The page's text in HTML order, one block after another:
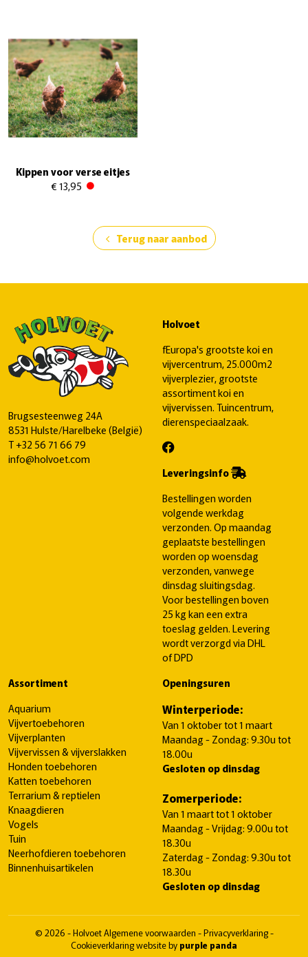
Kippen voor verse eitjes
€ 13,95
chevron_left Terug naar aanbod
Brugsesteenweg 24A
8531 Hulste/Harelbeke (België)
T+32 56 71 66 79
info@holvoet.com
Holvoet
fEuropa's grootste koi en
vijvercentrum, 25.000m2
vijverplezier, grootste
assortiment koi en
vijvervissen. Tuincentrum,
dierenspeciaalzaak.
Leveringsinfo
Bestellingen worden
volgende werkdag
verzonden. Op maandag
geplaatste bestellingen
worden op woensdag
verzonden, vanwege
dinsdag sluitingsdag.
Voor bestellingen boven
25 kg kan een extra
toeslag gelden. Levering
wordt verzorgd via DHL
of DPD
Assortiment
Aquarium
Vijvertoebehoren
Vijverplanten
Vijvervissen & vijverslakken
Honden toebehoren
Katten toebehoren
Terrarium & reptielen
Knaagdieren
Vogels
Tuin
Neerhofdieren toebehoren
Binnenhuisartikelen
Openingsuren
Winterperiode:
Van 1 oktober tot 1 maart
Maandag - Zondag: 9.30u tot
18.00u
Gesloten op dinsdag
Zomerperiode:
Van 1 maart tot 1 oktober
Maandag - Vrijdag: 9.00u tot
18.30u
Zaterdag - Zondag: 9.30u tot
18.30u
Gesloten op dinsdag
© 2026 - HolvoetAlgemene voorwaarden -Privacyverklaring-
Cookieverklaringwebsite by purple panda